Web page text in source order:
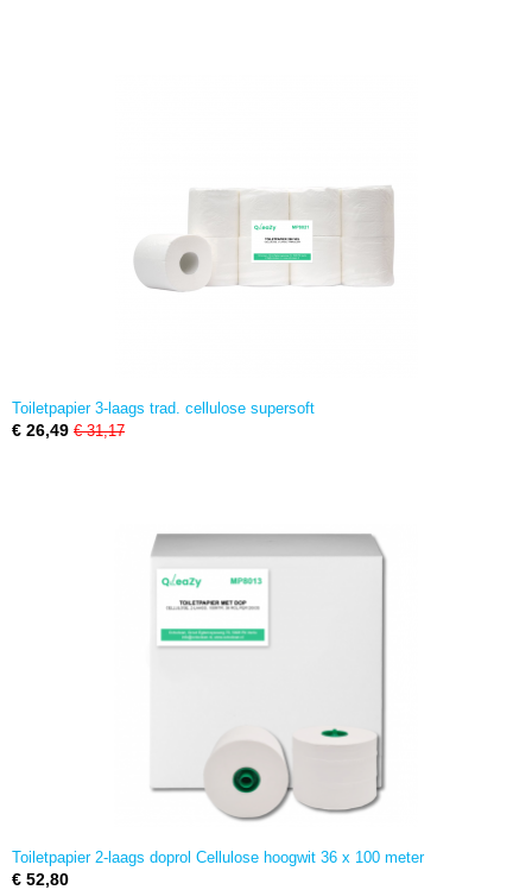
Toiletpapier 3-laags trad. cellulose supersoft
€ 26,49 € 31,17
Toiletpapier 2-laags doprol Cellulose hoogwit 36 x 100 meter
€ 52,80